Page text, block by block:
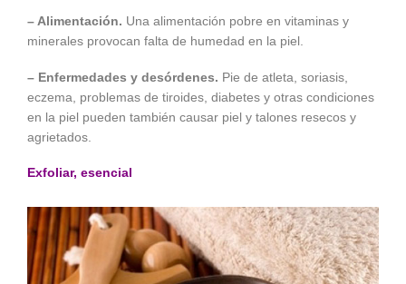
– Alimentación. Una alimentación pobre en vitaminas y
minerales provocan falta de humedad en la piel.
– Enfermedades y desórdenes. Pie de atleta, soriasis,
eczema, problemas de tiroides, diabetes y otras condiciones
en la piel pueden también causar piel y talones resecos y
agrietados.
Exfoliar, esencial